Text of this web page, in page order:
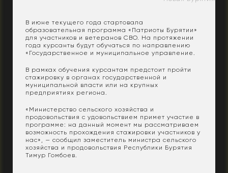
В июне текущего года стартовала
образовательная программа «Патриоты Бурятии»
для участников и ветеранов СВО. На протяжении
года курсанты будут обучаться по направлению
«Государственное и муниципальное управление.
В рамках обучения курсантам предстоит пройти
стажировку в органах государственной и
муниципальной власти или на крупных
предприятиях региона.
«Министерство сельского хозяйства и
продовольствия с удовольствием примет участие в
программе: на данный момент мы рассматриваем
возможность прохождения стажировки участников у
нас», — сообщил заместитель министра сельского
хозяйства и продовольствия Республики Бурятия
Тимур Гомбоев.